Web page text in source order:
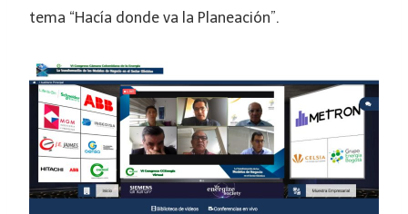
tema “Hacía donde va la Planeación”.